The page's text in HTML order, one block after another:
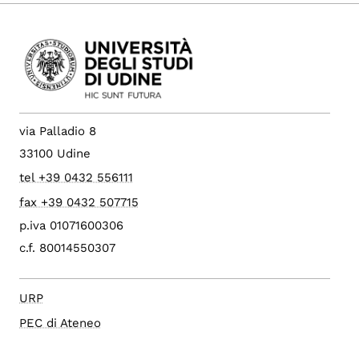
via Palladio 8
33100 Udine
tel +39 0432 556111
fax +39 0432 507715
p.iva 01071600306
c.f. 80014550307
URP
PEC di Ateneo